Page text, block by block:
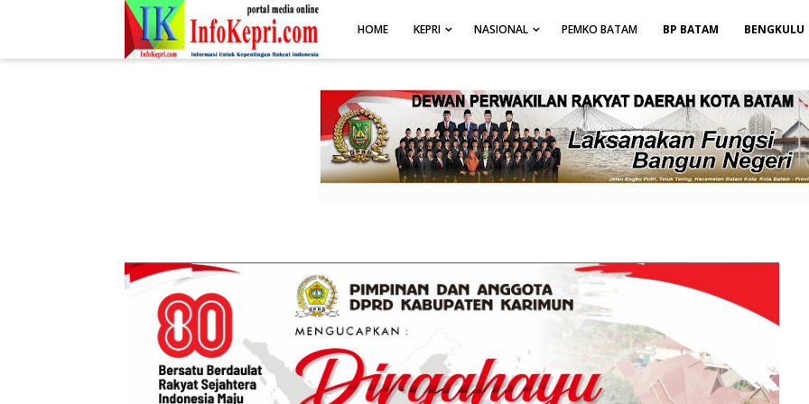
.post-body img { display: block; margin: 0 auto; max-width: 100%; height: auto; }
HOME KEPRI NASIONAL PEMKO BATAM BP BATAM BENGKULU